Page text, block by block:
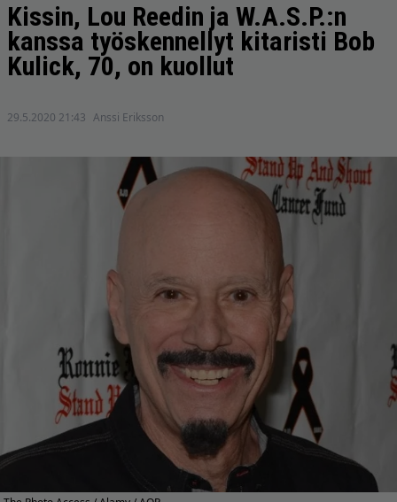
Kissin, Lou Reedin ja W.A.S.P.:n
kanssa työskennellyt kitaristi Bob
Kulick, 70, on kuollut
29.5.2020 21:43 Anssi Eriksson